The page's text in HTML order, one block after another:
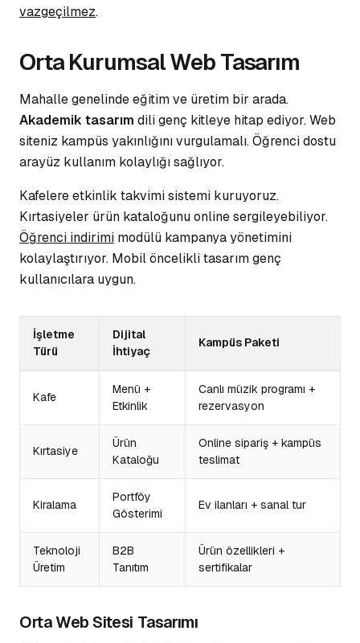
vazgeçilmez.
Orta Kurumsal Web Tasarım
Mahalle genelinde eğitim ve üretim bir arada.
Akademik tasarım dili genç kitleye hitap ediyor. Web
siteniz kampüs yakınlığını vurgulamalı.Öğrenci dostu
arayüz kullanım kolaylığı sağlıyor.
Kafelere etkinlik takvimi sistemi kuruyoruz.
Kırtasiyeler ürün kataloğunu online sergileyebiliyor.
Öğrenci indirimi modülü kampanya yönetimini
kolaylaştırıyor. Mobil öncelikli tasarım genç
kullanıcılara uygun.
İşletme
Türü
Dijital
İhtiyaç
Kampüs Paketi
Kafe
Menü +
Etkinlik
Canlı müzik programı +
rezervasyon
Kırtasiye
Ürün
Kataloğu
Online sipariş + kampüs
teslimat
Kiralama
Portföy
Gösterimi
Ev ilanları + sanal tur
Teknoloji
Üretim
B2B
Tanıtım
Ürün özellikleri +
sertifikalar
Orta Web Sitesi Tasarımı